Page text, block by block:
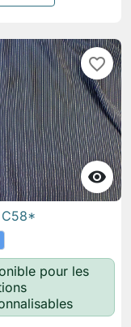

favorite_border
C58*
pour les